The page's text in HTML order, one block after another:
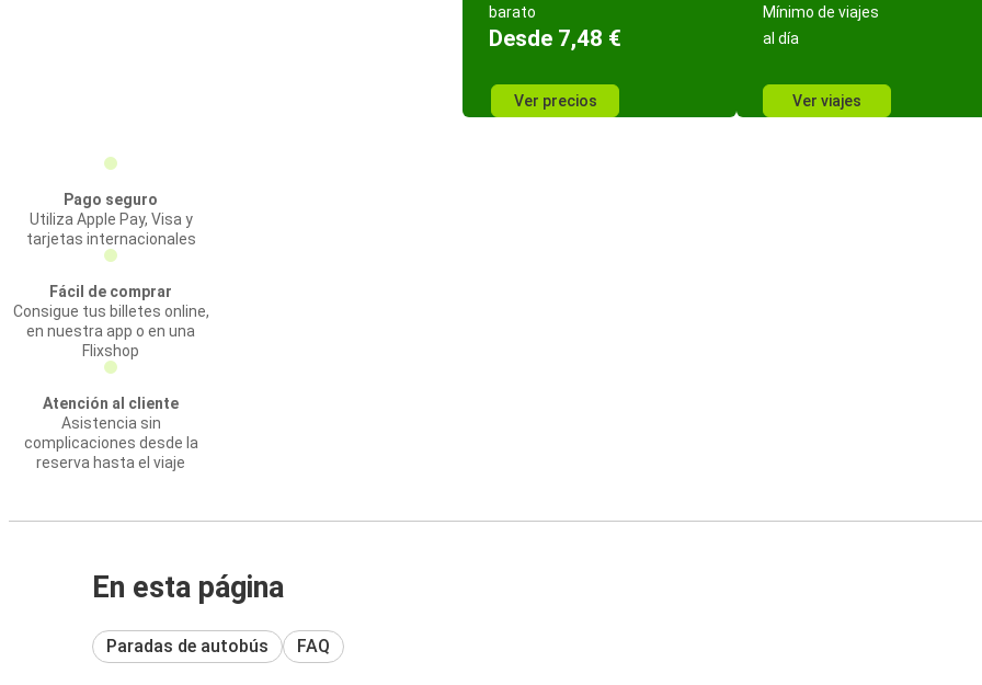
barato
Desde 7,48 €
Ver precios
Mínimo de viajes
al día
Ver viajes
Pago seguro
Utiliza Apple Pay, Visa y
tarjetas internacionales
Fácil de comprar
Consigue tus billetes online,
en nuestra app o en una
Flixshop
Atención al cliente
Asistencia sin
complicaciones desde la
reserva hasta el viaje
En esta página
Paradas de autobús FAQ